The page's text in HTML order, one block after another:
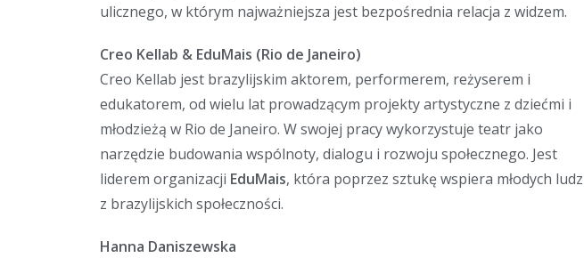
ulicznego, w którym najważniejsza jest bezpośrednia relacja z widzem.
Creo Kellab & EduMais (Rio de Janeiro)
Creo Kellab jest brazylijskim aktorem, performerem, reżyserem i
edukatorem, od wielu lat prowadzącym projekty artystyczne z dziećmi i
młodzieżą w Rio de Janeiro. W swojej pracy wykorzystuje teatr jako
narzędzie budowania wspólnoty, dialogu i rozwoju społecznego. Jest
liderem organizacji EduMais, która poprzez sztukę wspiera młodych
z brazylijskich społeczności.
Hanna Daniszewska